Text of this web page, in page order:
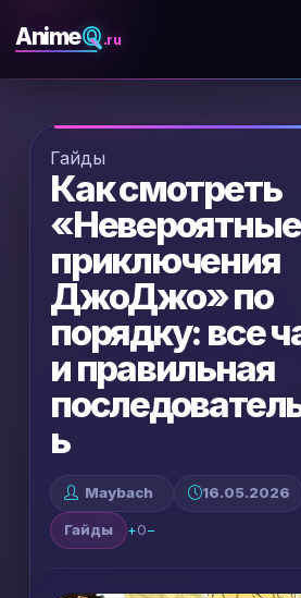
AnimeQ .ru
Гайды
Как смотреть
«Невероятные
приключения
ДжоДжо» по
порядку: все
и правильная
ь
Maybach 16.05.2026
Гайды +0−